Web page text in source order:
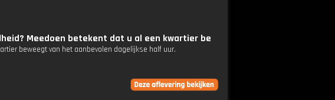
Meedoen betekent dat u al een kwartier be
beweegt van het aanbevolen dagelijkse half uur.